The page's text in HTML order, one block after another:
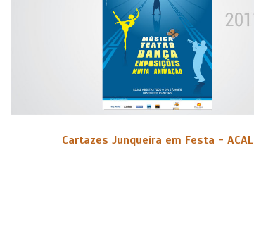
Cartazes Junqueira em Festa - ACAL